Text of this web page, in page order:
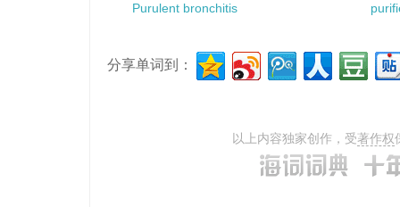
Purulent bronchitis
分享单词到：
以上内容独家创作，受著作权